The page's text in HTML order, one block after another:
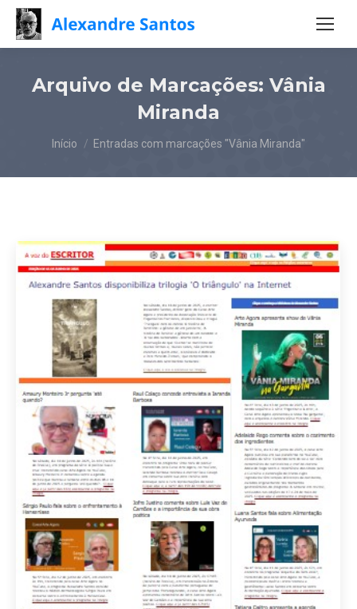
Arquivo de Marcações: Vânia
Miranda
Você está aqui:
Início Entradas com marcações "Vânia Miranda"